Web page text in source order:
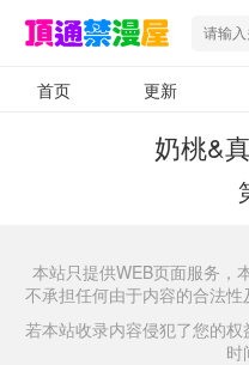
首页 更新
奶桃&
本站只提供WEB页面服务，
不承担任何由于内容的合法性
若本站收录内容侵犯了您的
时